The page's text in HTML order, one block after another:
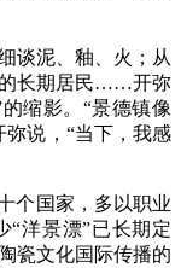
谈泥、釉、火；从
的长期居民……开弥
缩影。“景德镇像
说，“当下，我感
个国家，多以职业
“洋景漂”已长期定
瓷文化国际传播的